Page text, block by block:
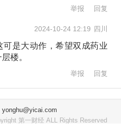
举报 回复
2024-10-24 12:19 四川
可是大动作，希望双成药业
楼。
举报 回复
yonghu@yicai.com
第一财经 ALL Rights Reserved